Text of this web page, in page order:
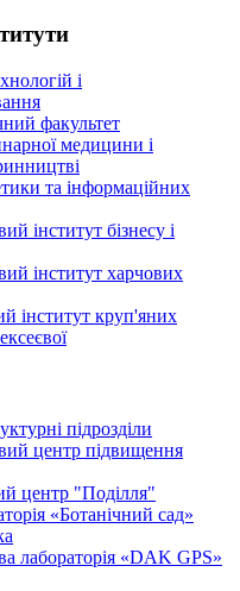
і
факультет
медицини і
та інформаційних
інститут бізнесу і
інститут харчових
інститут круп'яних
підрозділи
центр підвищення
центр "Поділля"
«Ботанічний сад»
лабораторія «DAK GPS»